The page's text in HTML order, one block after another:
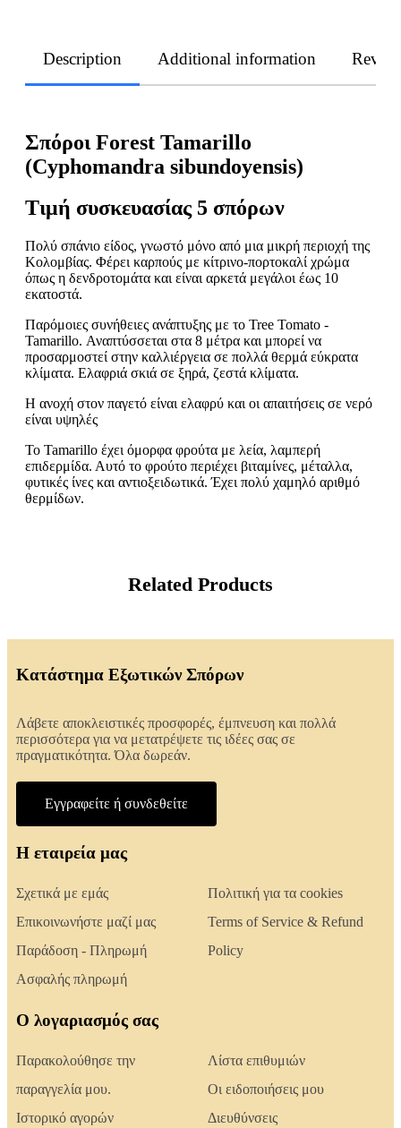
Description Additional information
Σπόροι Forest Tamarillo
(Cyphomandra sibundoyensis)
Τιμή συσκευασίας 5 σπόρων
Πολύ σπάνιο είδος, γνωστό μόνο από μια μικρή περιοχή της
Κολομβίας. Φέρει καρπούς με κίτρινο-πορτοκαλί χρώμα
όπως η δενδροτομάτα και είναι αρκετά μεγάλοι έως 10
εκατοστά.
Παρόμοιες συνήθειες ανάπτυξης με το Tree Tomato -
Tamarillo. Αναπτύσσεται στα 8 μέτρα και μπορεί να
προσαρμοστεί στην καλλιέργεια σε πολλά θερμά εύκρατα
κλίματα. Ελαφριά σκιά σε ξηρά, ζεστά κλίματα.
Η ανοχή στον παγετό είναι ελαφρύ και οι απαιτήσεις σε νερό
είναι υψηλές
Το Tamarillo έχει όμορφα φρούτα με λεία, λαμπερή
επιδερμίδα. Αυτό το φρούτο περιέχει βιταμίνες, μέταλλα,
φυτικές ίνες και αντιοξειδωτικά. Έχει πολύ χαμηλό αριθμό
θερμίδων.
Related Products
Κατάστημα Εξωτικών Σπόρων
Λάβετε αποκλειστικές προσφορές, έμπνευση και πολλά
περισσότερα για να μετατρέψετε τις ιδέες σας σε
πραγματικότητα. Όλα δωρεάν.
Εγγραφείτε ή συνδεθείτε
Η εταιρεία μας
Σχετικά με εμάς
Επικοινωνήστε μαζί μας
Παράδοση - Πληρωμή
Ασφαλής πληρωμή
Πολιτική για τα cookies
Terms of Service & Refund
Policy
Ο λογαριασμός σας
Παρακολούθησε την
παραγγελία μου.
Ιστορικό αγορών
Λίστα επιθυμιών
Οι ειδοποιήσεις μου
Διευθύνσεις